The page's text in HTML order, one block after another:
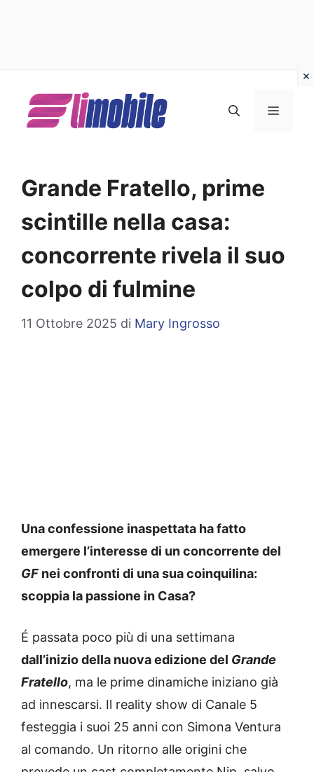
contenuto
MENU
Grande Fratello, prime
scintille nella casa:
concorrente rivela il suo
colpo di fulmine
11 Ottobre 2025 di Mary Ingrosso
Una confessione inaspettata ha fatto
emergere l’interesse di un concorrente del
GF nei confronti di una sua coinquilina:
scoppia la passione in Casa?
É passata poco più di una settimana
dall’inizio della nuova edizione del Grande
Fratello, ma le prime dinamiche iniziano già
ad innescarsi. Il reality show di Canale 5
festeggia i suoi 25 anni con Simona Ventura
al comando. Un ritorno alle origini che